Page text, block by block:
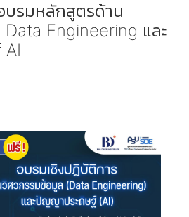
บรมหลักสูตรด้าน
Engineering และ